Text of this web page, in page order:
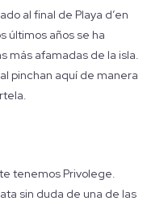
al final de Playa d’en
últimos años se ha
más afamadas de la isla.
pinchan aquí de manera
tenemos Privolege.
sin duda de una de las